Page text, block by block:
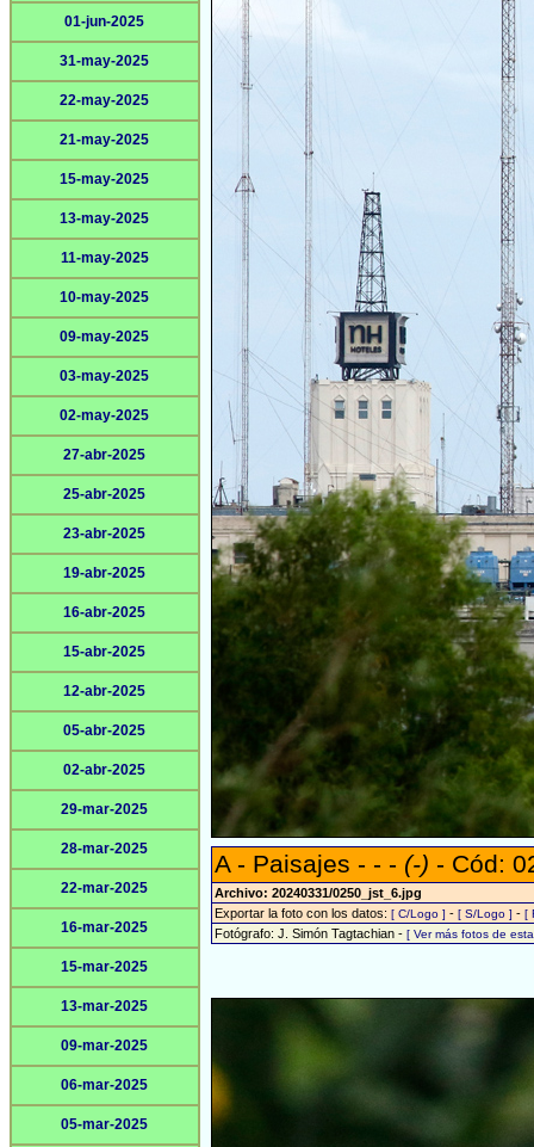
01-jun-2025
31-may-2025
22-may-2025
21-may-2025
15-may-2025
13-may-2025
11-may-2025
10-may-2025
09-may-2025
03-may-2025
02-may-2025
27-abr-2025
25-abr-2025
23-abr-2025
19-abr-2025
16-abr-2025
15-abr-2025
12-abr-2025
05-abr-2025
02-abr-2025
29-mar-2025
28-mar-2025
22-mar-2025
16-mar-2025
15-mar-2025
13-mar-2025
09-mar-2025
06-mar-2025
05-mar-2025
A - Paisajes - - - (-) - Cód:
Archivo: 20240331/0250_jst_6.jpg
Exportar la foto con los datos: [ C/Logo ] - [ S/Logo ] - [
Fotógrafo: J. Simón Tagtachian - [ Ver más fotos de